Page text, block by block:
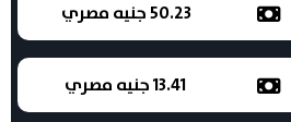
50.23 جنيه مصري
13.41 جنيه مصري